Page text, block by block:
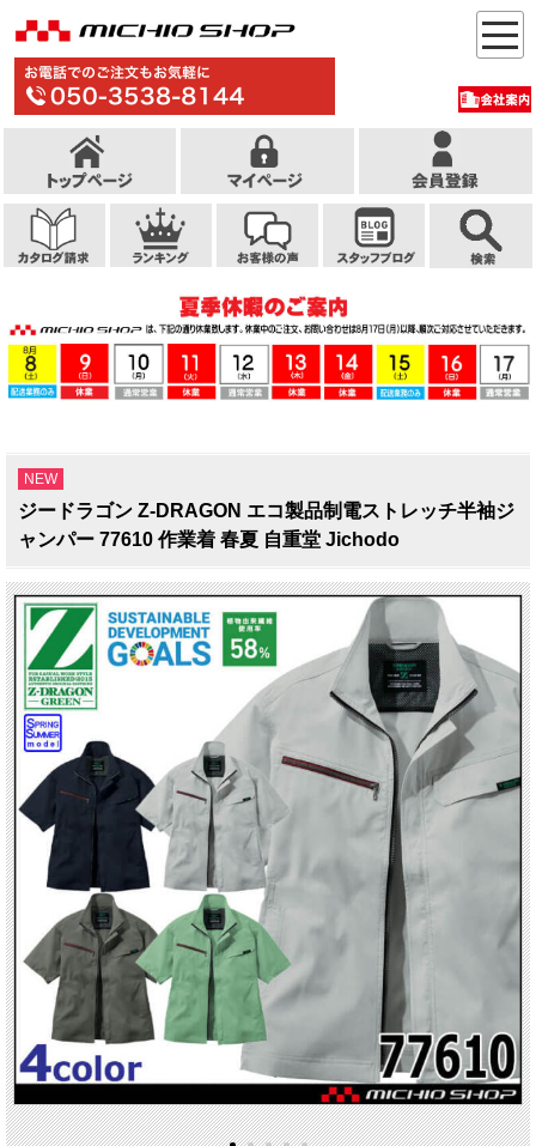
NEW
ジードラゴン Z-DRAGON エコ製品制電ストレッチ半袖ジ
ャンパー 77610 作業着 春夏 自重堂 Jichodo